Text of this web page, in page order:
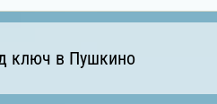
ключ в Пушкино